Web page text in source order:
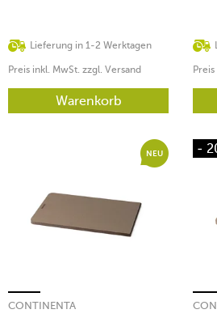
Lieferung in 1-2 Werktagen
Preis inkl. MwSt. zzgl. Versand
Warenkorb
NEU
CONTINENTA
-